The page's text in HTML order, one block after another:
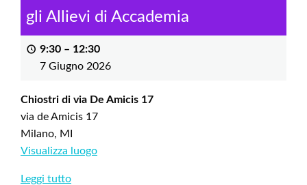
gli Allievi di Accademia
9:30 – 12:30
7 Giugno 2026
Chiostri di via De Amicis 17
via de Amicis 17
Milano, MI
Visualizza luogo
Leggi tutto